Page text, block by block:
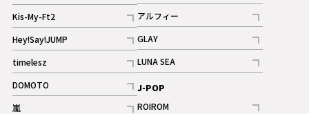
記事
Kis-My-Ft2
記事
ギャラリー
Hey!Say!JUMP
記事
timelesz
記事
DOMOTO
記事
嵐
記事
アルフィー
記事
GLAY
記事
LUNA SEA
記事
J-POP
ROIROM